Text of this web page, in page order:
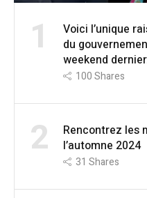
1
Voici l’unique
du
weekend
100Shares
2
Rencontrez les
l’automne 2024
31 Shares